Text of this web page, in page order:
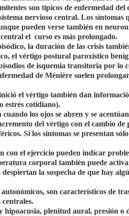
son típicos de enfermedad
nervioso central. Los
pueden verse también en
el curso es más prolongado.
la duración de las crisis
el vértigo postural paroxístico
de isquemia transitoria por lo
de Ménière suelen
el vértigo también dan
estrés cotidiano).
cuando los ojos se abren y se
del vértigo con el cambio
Si los síntomas se presentan
con el ejercicio pueden indicar
corporal también puede
la sospecha de que hay
son característicos de
centrales.
hipoacusia, plenitud aural, presión